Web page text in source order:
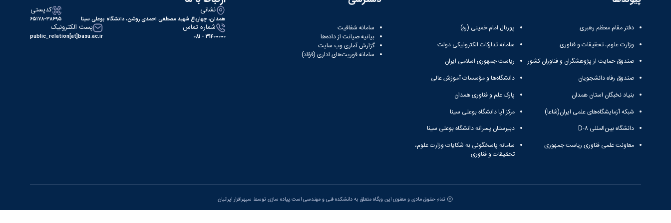
دفتر مقام معظم رهبری
وزارت علوم، تحقیقات و فناوری
صندوق حمایت از پژوهشگران و فناوران کشور
صندوق رفاه دانشجویان
بنیاد نخبگان استان همدان
شبکه آزمایشگاه‌های علمی ایران(شاعا)
دانشگاه بین‌المللی D-۸
معاونت علمی فناوری ریاست جمهوری
پورتال امام خمینی (ره)
سامانه تدارکات الکترونیکی دولت
ریاست جمهوری اسلامی ایران
دانشگاه‌ها و مؤسسات آموزش عالی
پارک علم و فناوری همدان
مرکز آپا دانشگاه بوعلی سینا
دبیرستان پسرانه دانشگاه بوعلی سینا
سامانه پاسخگوئی به شکایات وزارت علوم،
تحقیقات و فناوری
سامانه شفافیت
بیانیه صیانت از داده‌ها
گزارش آماری وب‌ سایت
سامانه فوریت‌های اداری (فؤاد)
نشانی
همدان، چهارباغ شهید مصطفی احمدی روشن، دانشگاه بوعلی سینا
کدپستی
۶۵۱۷۸-۳۸۶۹۵
شماره تماس
31400000 - 081
پست الکترونیک
public_relation[at]basu.ac.ir
تمام حقوق مادی و معنوی این وبگاه متعلق به دانشکده فنی و مهندسی است.پیاده سازی توسط سپهرافزار ایرانیان